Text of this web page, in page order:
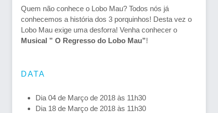
Quem não conhece o Lobo Mau? Todos nós já
conhecemos a história dos 3 porquinhos! Desta vez o
Lobo Mau exige uma desforra! Venha conhecer o
Musical ” O Regresso do Lobo Mau”!
DATA
Dia 04 de Março de 2018 às 11h30
Dia 18 de Março de 2018 às 11h30